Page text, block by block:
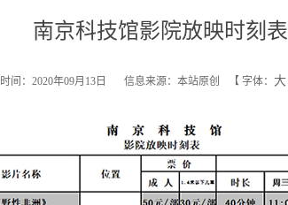
南京科技馆影院放映时刻表
时间：2020年09月13日 信息来源：本站原创 【 字体： 大